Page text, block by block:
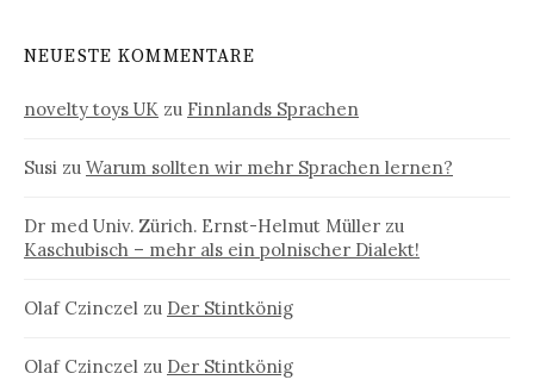
NEUESTE KOMMENTARE
novelty toys UK zu Finnlands Sprachen
Susi zu Warum sollten wir mehr Sprachen lernen?
Dr med Univ. Zürich. Ernst-Helmut Müller zu
Kaschubisch – mehr als ein polnischer Dialekt!
Olaf Czinczel zu Der Stintkönig
Olaf Czinczel zu Der Stintkönig